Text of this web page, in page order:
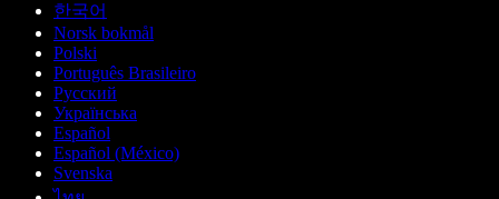
한국어
Norsk bokmål
Polski
Português Brasileiro
Русский
Українська
Español
Español (México)
Svenska